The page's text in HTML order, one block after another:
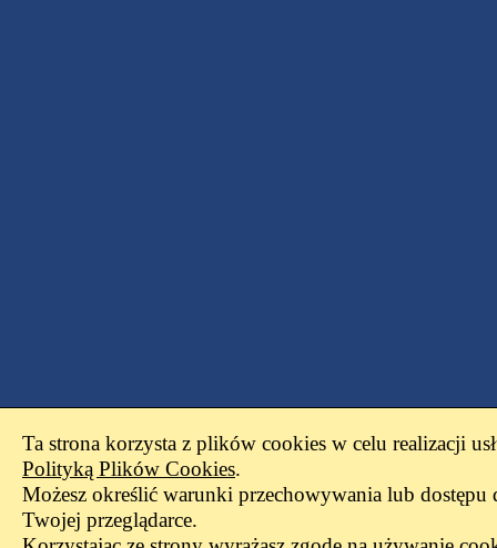
Ta strona korzysta z plików cookies w celu realizacji
Polityką Plików Cookies.
Możesz określić warunki przechowywania lub
Twojej przeglądarce.